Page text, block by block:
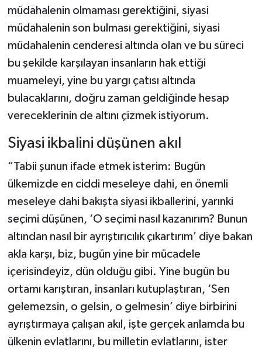
müdahalenin olmaması gerektiğini, siyasi
müdahalenin son bulması gerektiğini, siyasi
müdahalenin cenderesi altında olan ve bu süreci
bu şekilde karşılayan insanların hak ettiği
muameleyi, yine bu yargı çatısı altında
bulacaklarını, doğru zaman geldiğinde hesap
vereceklerinin de altını çizmek istiyorum.
Siyasi ikbalini düşünen akıl
“Tabii şunun ifade etmek isterim: Bugün
ülkemizde en ciddi meseleye dahi, en önemli
meseleye dahi bakışta siyasi ikballerini, yarınki
seçimi düşünen, ‘O seçimi nasıl kazanırım? Bunun
altından nasıl bir ayrıştırıcılık çıkartırım’ diye bakan
akla karşı, biz, bugün yine bir mücadele
içerisindeyiz, dün olduğu gibi. Yine bugün bu
ortamı karıştıran, insanları kutuplaştıran, ‘Sen
gelemezsin, o gelsin, o gelmesin’ diye birbirini
ayrıştırmaya çalışan akıl, işte gerçek anlamda bu
ülkenin evlatlarını, bu milletin evlatlarını, ister